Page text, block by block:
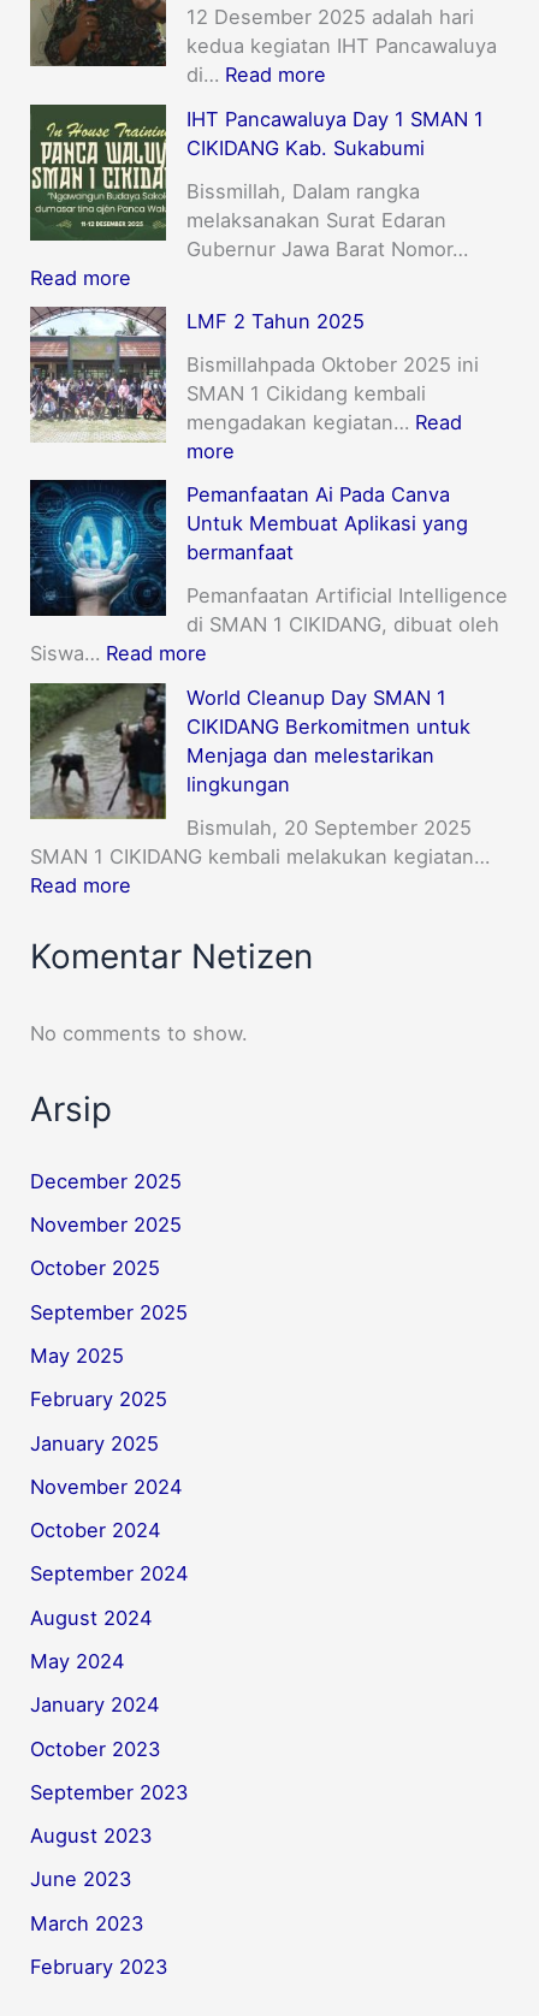
12 Desember 2025 adalah hari
kedua kegiatan IHT Pancawaluya
di… Read more
IHT Pancawaluya Day 1 SMAN 1
CIKIDANG Kab. Sukabumi
Bissmillah, Dalam rangka
melaksanakan Surat Edaran
Gubernur Jawa Barat Nomor…
Read more
LMF 2 Tahun 2025
Bismillahpada Oktober 2025 ini
SMAN 1 Cikidang kembali
mengadakan kegiatan… Read
more
Pemanfaatan Ai Pada Canva
Untuk Membuat Aplikasi yang
bermanfaat
Pemanfaatan Artificial Intelligence
di SMAN 1 CIKIDANG, dibuat oleh
Siswa… Read more
World Cleanup Day SMAN 1
CIKIDANG Berkomitmen untuk
Menjaga dan melestarikan
lingkungan
Bismulah, 20 September 2025
SMAN 1 CIKIDANG kembali melakukan kegiatan…
Read more
Komentar Netizen
No comments to show.
Arsip
December 2025
November 2025
October 2025
September 2025
May 2025
February 2025
January 2025
November 2024
October 2024
September 2024
August 2024
May 2024
January 2024
October 2023
September 2023
August 2023
June 2023
March 2023
February 2023